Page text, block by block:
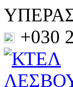
+030